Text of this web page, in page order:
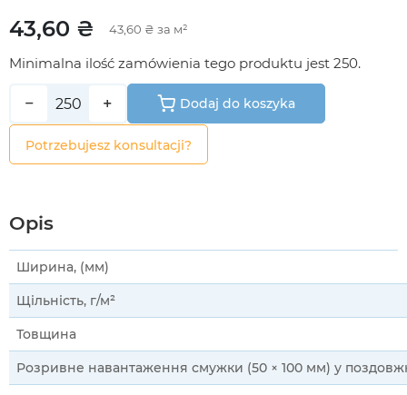
43,60 ₴ 43,60 ₴ за м²
Minimalna ilość zamówienia tego produktu jest 250.
− + Dodaj do koszyka
Potrzebujesz konsultacji?
Opis
Ширина, (мм)
Щільність, г/м²
Товщина
Розривне навантаження смужки (50 × 100 мм) у